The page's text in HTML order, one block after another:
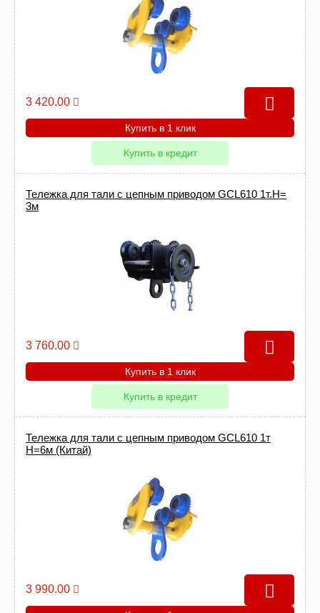
3 420.00
Купить в 1 клик
Купить в кредит
Тележка для тали с цепным приводом GCL610 1т.Н=
3м
3 760.00
Купить в 1 клик
Купить в кредит
Тележка для тали с цепным приводом GCL610 1т
Н=6м (Китай)
3 990.00